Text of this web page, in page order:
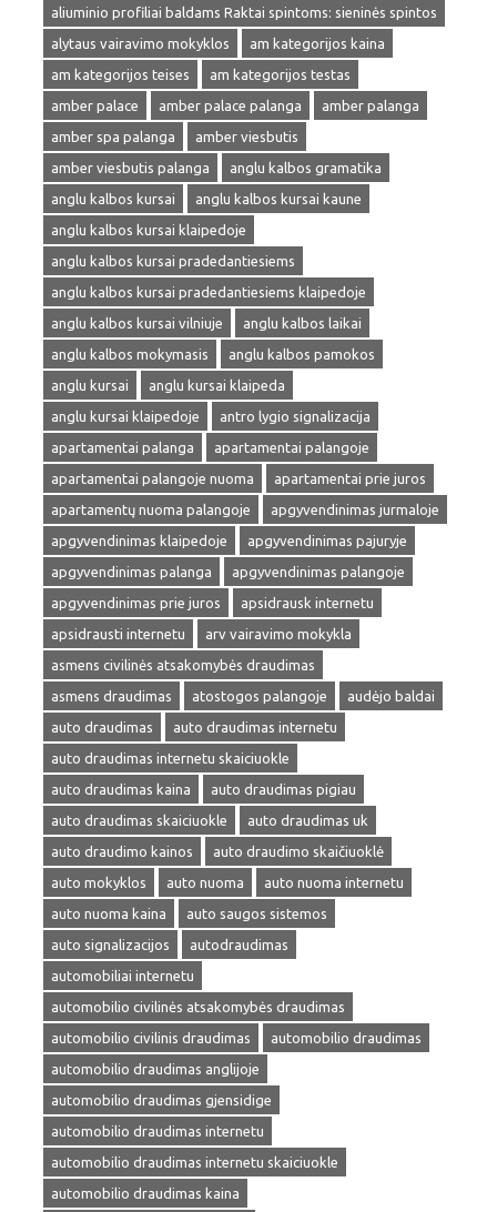
aliuminio profiliai baldams Raktai spintoms: sieninės spintos
alytaus vairavimo mokyklos
am kategorijos kaina
am kategorijos teises
am kategorijos testas
amber palace
amber palace palanga
amber palanga
amber spa palanga
amber viesbutis
amber viesbutis palanga
anglu kalbos gramatika
anglu kalbos kursai
anglu kalbos kursai kaune
anglu kalbos kursai klaipedoje
anglu kalbos kursai pradedantiesiems
anglu kalbos kursai pradedantiesiems klaipedoje
anglu kalbos kursai vilniuje
anglu kalbos laikai
anglu kalbos mokymasis
anglu kalbos pamokos
anglu kursai
anglu kursai klaipeda
anglu kursai klaipedoje
antro lygio signalizacija
apartamentai palanga
apartamentai palangoje
apartamentai palangoje nuoma
apartamentai prie juros
apartamentų nuoma palangoje
apgyvendinimas jurmaloje
apgyvendinimas klaipedoje
apgyvendinimas pajuryje
apgyvendinimas palanga
apgyvendinimas palangoje
apgyvendinimas prie juros
apsidrausk internetu
apsidrausti internetu
arv vairavimo mokykla
asmens civilinės atsakomybės draudimas
asmens draudimas
atostogos palangoje
audėjo baldai
auto draudimas
auto draudimas internetu
auto draudimas internetu skaiciuokle
auto draudimas kaina
auto draudimas pigiau
auto draudimas skaiciuokle
auto draudimas uk
auto draudimo kainos
auto draudimo skaičiuoklė
auto mokyklos
auto nuoma
auto nuoma internetu
auto nuoma kaina
auto saugos sistemos
auto signalizacijos
autodraudimas
automobiliai internetu
automobilio civilinės atsakomybės draudimas
automobilio civilinis draudimas
automobilio draudimas
automobilio draudimas anglijoje
automobilio draudimas gjensidige
automobilio draudimas internetu
automobilio draudimas internetu skaiciuokle
automobilio draudimas kaina